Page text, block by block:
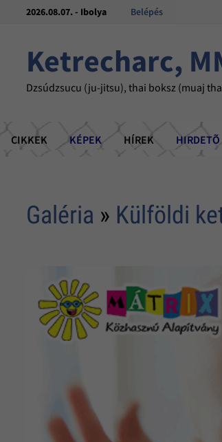
2026.08.07. - Ibolya Belépés
Ketrecharc,
Dzsúdzsucu (ju-jitsu), thai boksz (muaj
CIKKEK KÉPEK HÍREK HIRDETÕ
Galéria » Külföldi